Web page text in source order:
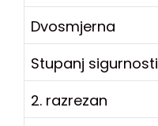
Dvosmjerna
Stupanj sigurnosti
2. razrezan